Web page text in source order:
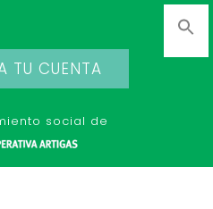
TU CUENTA
social de